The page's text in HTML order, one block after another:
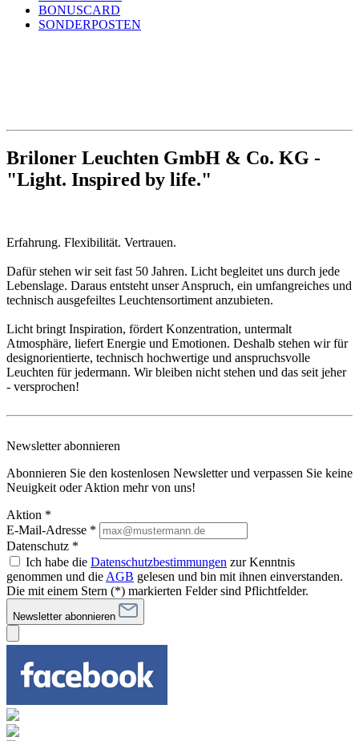
BONUSCARD
SONDERPOSTEN
Briloner Leuchten GmbH & Co. KG -
"Light. Inspired by life."
Erfahrung. Flexibilität. Vertrauen.
Dafür stehen wir seit fast 50 Jahren. Licht begleitet uns durch jede
Lebenslage. Daraus entsteht unser Anspruch, ein umfangreiches und
technisch ausgefeiltes Leuchtensortiment anzubieten.
Licht bringt Inspiration, fördert Konzentration, untermalt
Atmosphäre, liefert Energie und Emotionen. Deshalb stehen wir für
designorientierte, technisch hochwertige und anspruchsvolle
Leuchten für jedermann. Wir bleiben nicht stehen und das seit jeher
- versprochen!
Newsletter abonnieren
Abonnieren Sie den kostenlosen Newsletter und verpassen Sie keine
Neuigkeit oder Aktion mehr von uns!
Aktion *
E-Mail-Adresse *
Datenschutz *
Ich habe die Datenschutzbestimmungen zur Kenntnis
genommen und die AGB gelesen und bin mit ihnen einverstanden.
Die mit einem Stern (*) markierten Felder sind Pflichtfelder.
Newsletter abonnieren